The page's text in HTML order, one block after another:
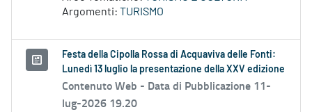
Argomenti: TURISMO
Festa della Cipolla Rossa di Acquaviva delle Fonti:
Lunedì 13 luglio la presentazione della XXV edizione
Contenuto Web - Data di Pubblicazione 11-
lug-2026 19.20